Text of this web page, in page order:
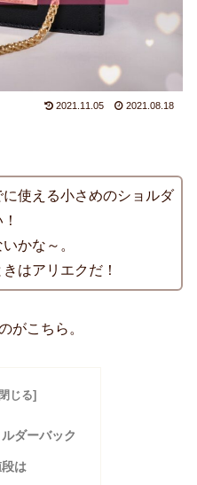
2021.11.05 2021.08.18
使える小さめのショルダ
かな～。
はアリエクだ！
がこちら。
ダーバック
は